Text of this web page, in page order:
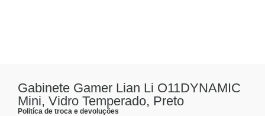
Gabinete Gamer Lian Li O11DYNAMIC
Mini, Vidro Temperado, Preto
Politíca de troca e devoluções